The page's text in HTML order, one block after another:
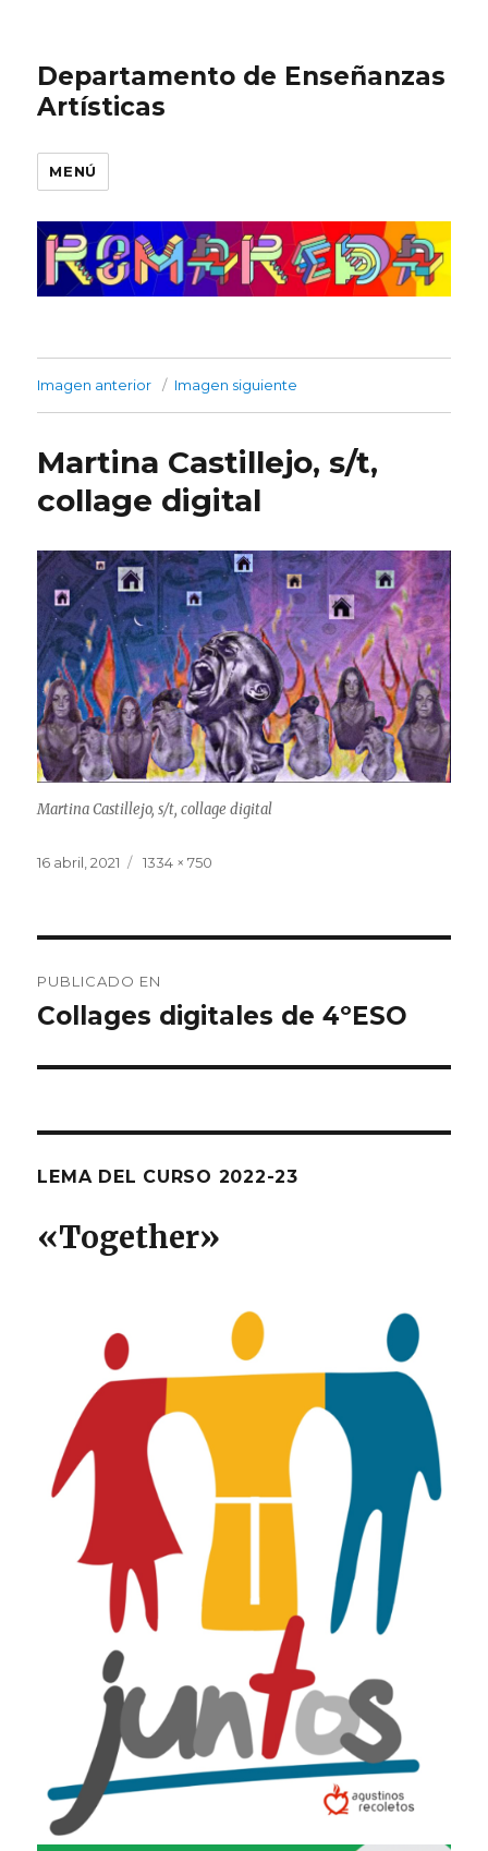
Departamento de Enseñanzas
Artísticas
MENÚ
Imagen anterior Imagen siguiente
Martina Castillejo, s/t,
collage digital
Martina Castillejo, s/t, collage digital
Publicado
16 abril, 2021
Tamaño
1334 × 750
de
PUBLICADO EN
Collages digitales de 4ºESO
LEMA DEL CURSO 2022-23
«Together»